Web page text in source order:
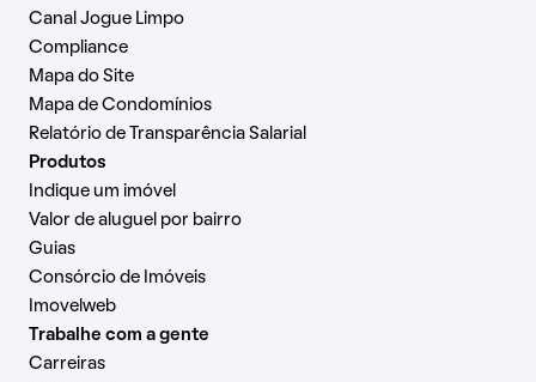
Canal Jogue Limpo
Compliance
Mapa do Site
Mapa de Condomínios
Relatório de Transparência Salarial
Produtos
Indique um imóvel
Valor de aluguel por bairro
Guias
Consórcio de Imóveis
Imovelweb
Trabalhe com a gente
Carreiras